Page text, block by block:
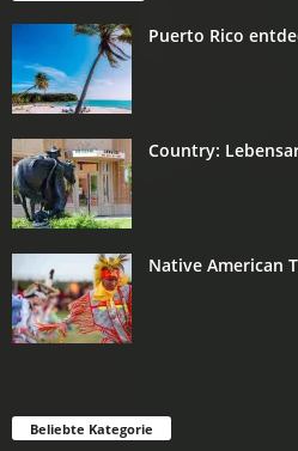
Puerto Rico
Country:
Native American
Beliebte Kategorie